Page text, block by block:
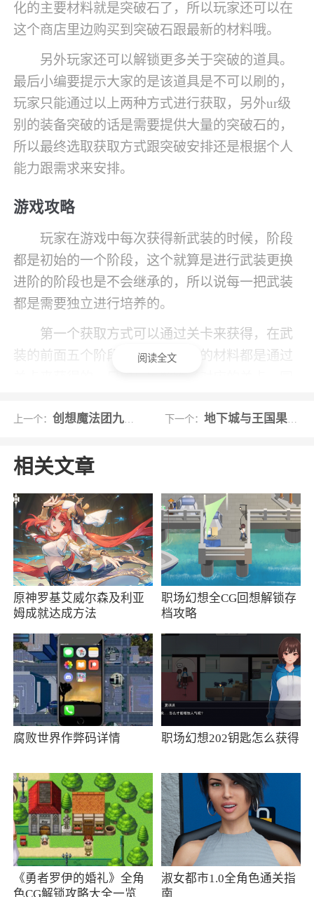
化的主要材料就是突破石了，所以玩家还可以在
这个商店里边购买到突破石跟最新的材料哦。
另外玩家还可以解锁更多关于突破的道具。
最后小编要提示大家的是该道具是不可以刷的，
玩家只能通过以上两种方式进行获取，另外ur级
别的装备突破的话是需要提供大量的突破石的，
所以最终选取获取方式跟突破安排还是根据个人
能力跟需求来安排。
游戏攻略
玩家在游戏中每次获得新武装的时候，阶段
都是初始的一个阶段，这个就算是进行武装更换
进阶的阶段也是不会继承的，所以说每一把武装
都是需要独立进行培养的。
第一个获取方式可以通过关卡来获得，在武
装的前面五个阶段中，绝大部分的材料都是通过
接在进阶材料这里点击来进行扫荡。扫荡可以选
当前材料的需求量来决定。这里大家要注意，材
材料。
第二个方式可以通过挂机来获得，挂机就是
游戏的界限之战，这个玩法和传统的挂机还是相
对类似的。玩家要做的就是通过第八关的考验就
行了，那么在领取挂机奖励的时候就可以获得一
很多，无法当做主力方式来使用。
第三个方式可以通过兑换来获得，兑换的话
一般都是高级的进阶材料了，在武装的六阶以
上，每次进阶都会消耗高级的进阶材料。这部分
材料虽然说关卡也是会产出的，但是每日有次数
而兑换的话在多个商店中都是有的，只要玩家有
对应的兑换消耗就行了。这里建议大家谨记兑
换，这个玩法每日获取的积分量还是挺多的。
游戏特色
阅读全文
上一个：创想魔法团九游版 下一个：地下城与王国果盘版
相关文章
原神罗基艾威尔森及利亚
姆成就达成方法
职场幻想全CG回想解锁存
档攻略
腐败世界作弊码详情 职场幻想202钥匙怎么获得
《勇者罗伊的婚礼》全角
色CG解锁攻略大全一览
淑女都市1.0全角色通关指
南